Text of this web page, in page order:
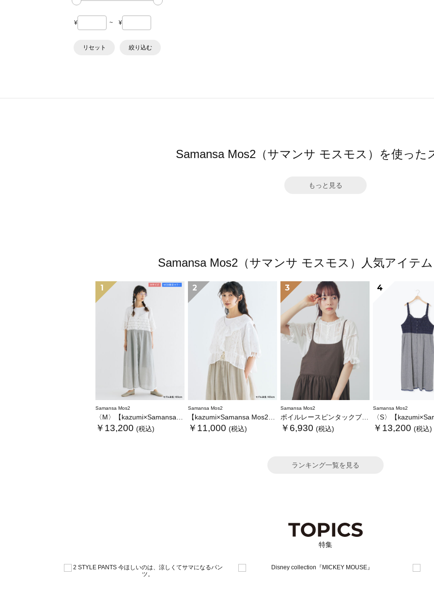
¥ ~ ¥
リセット 絞り込む
Samansa Mos2（サマンサ モスモス）を使った
もっと見る
Samansa Mos2（サマンサ モスモス）人気アイテ
1
Samansa Mos2
〈M〉【kazumi×Samansa Mos2】キャミワンピース《WEB限定カラーあり》
￥13,200 (税込)
2
Samansa Mos2
【kazumi×Samansa Mos2】レースフリルブラウス
￥11,000 (税込)
3
Samansa Mos2
ボイルレースピンタックブラウス
￥6,930 (税込)
4
Samansa Mos2
〈S〉【kazumi×Samansa Mos2】キャミワンピース《
￥13,200 (税込)
ランキング一覧を見る
特集